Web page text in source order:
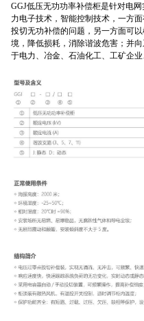
GGJ低压无功功率补偿柜是针对电
力电子技术，智能控制技术，一方
投切无功补偿的问题，另一方面可
境，降低损耗，消除谐波危害；并
于电力、冶金、石油化工、工矿企